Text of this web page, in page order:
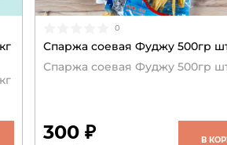
0
Спаржа соевая Фуджу 500гр
Спаржа соевая Фуджу 500гр
300 ₽ В